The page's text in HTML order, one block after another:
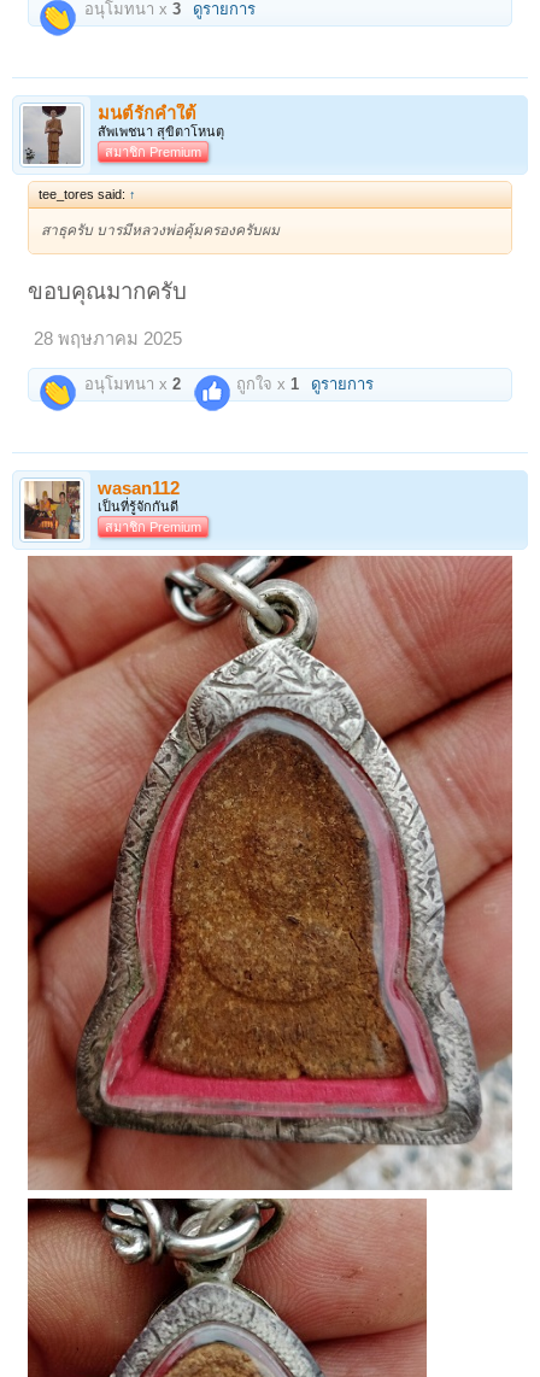
อนุโมทนา x3 ดูรายการ
มนต์รักคำใต้
สัพเพชนา สุขิตาโหนตุ
สมาชิก Premium
tee_tores said: ↑
สาธุครับ บารมีหลวงพ่อคุ้มครองครับผม
ขอบคุณมากครับ
28 พฤษภาคม 2025
อนุโมทนา x2 ถูกใจ x1 ดูรายการ
wasan112
เป็นที่รู้จักกันดี
สมาชิก Premium